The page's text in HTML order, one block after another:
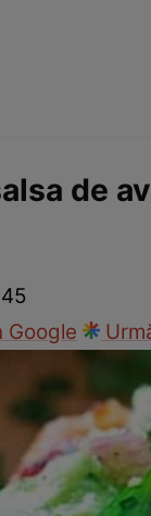
de